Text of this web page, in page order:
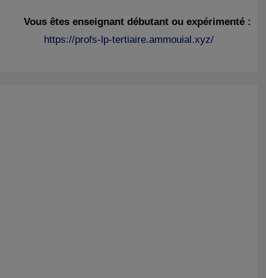
Vous êtes enseignant débutant ou expérimenté :
https://profs-lp-tertiaire.ammouial.xyz/